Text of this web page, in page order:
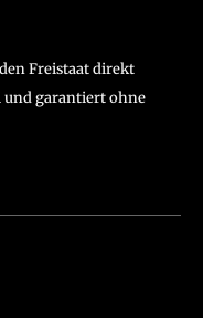
Freistaat direkt
und garantiert ohne